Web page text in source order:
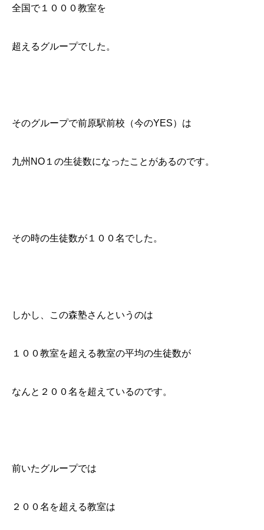
全国で１０００教室を
超えるグループでした。
そのグループで前原駅前校（今のYES）は
九州NO１の生徒数になったことがあるのです。
その時の生徒数が１００名でした。
しかし、この森塾さんというのは
１００教室を超える教室の平均の生徒数が
なんと２００名を超えているのです。
前いたグループでは
２００名を超える教室は